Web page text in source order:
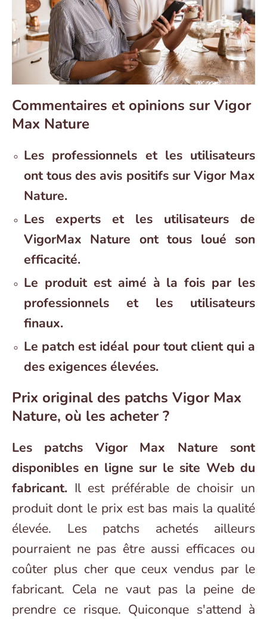
Commentaires et opinions sur Vigor
Max Nature
Les professionnels et les utilisateurs
ont tous des avis positifs sur Vigor Max
Nature.
Les experts et les utilisateurs de
VigorMax Nature ont tous loué son
efficacité.
Le produit est aimé à la fois par les
professionnels et les utilisateurs
finaux.
Le patch est idéal pour tout client qui a
des exigences élevées.
Prix original des patchs Vigor Max
Nature, où les acheter ?
Les patchs Vigor Max Nature sont
disponibles en ligne sur le site Web du
fabricant. Il est préférable de choisir un
produit dont le prix est bas mais la qualité
élevée. Les patchs achetés ailleurs
pourraient ne pas être aussi efficaces ou
coûter plus cher que ceux vendus par le
fabricant. Cela ne vaut pas la peine de
prendre ce risque. Quiconque s'attend à